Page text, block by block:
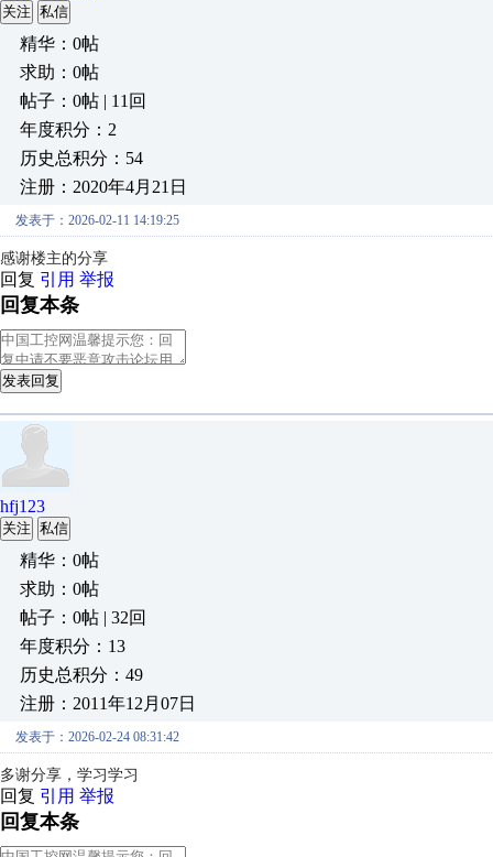
关注 私信
精华：0帖
求助：0帖
帖子：0帖 | 11回
年度积分：2
历史总积分：54
注册：2020年4月21日
发表于：2026-02-11 14:19:25
感谢楼主的分享
回复 引用 举报
回复本条
发表回复
hfj123
关注 私信
精华：0帖
求助：0帖
帖子：0帖 | 32回
年度积分：13
历史总积分：49
注册：2011年12月07日
发表于：2026-02-24 08:31:42
多谢分享，学习学习
回复 引用 举报
回复本条